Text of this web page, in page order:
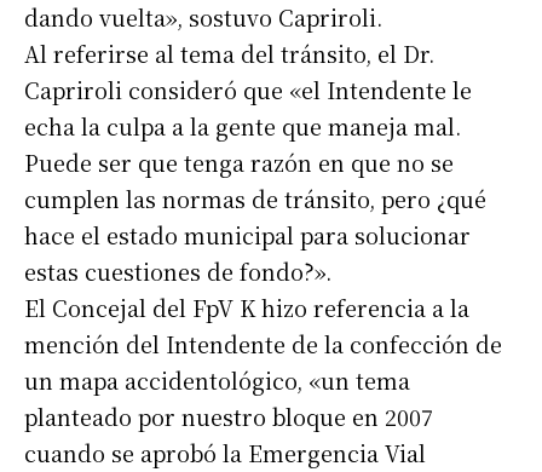
dando vuelta», sostuvo Capriroli.
Al referirse al tema del tránsito, el Dr.
Capriroli consideró que «el Intendente le
echa la culpa a la gente que maneja mal.
Puede ser que tenga razón en que no se
cumplen las normas de tránsito, pero ¿qué
hace el estado municipal para solucionar
estas cuestiones de fondo?».
El Concejal del FpV K hizo referencia a la
mención del Intendente de la confección de
un mapa accidentológico, «un tema
planteado por nuestro bloque en 2007
cuando se aprobó la Emergencia Vial